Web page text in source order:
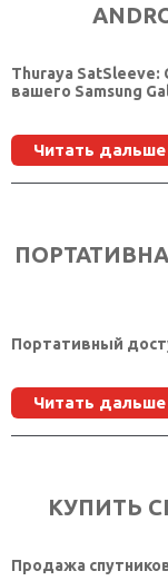
Thuraya
вашего Samsung
Читать дальше
Портативный
Читать дальше
КУПИТЬ
Продажа